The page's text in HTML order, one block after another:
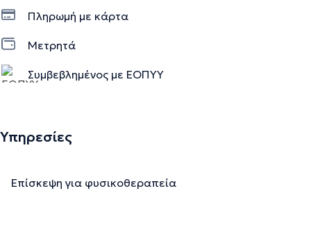
Πληρωμή με κάρτα
Μετρητά
Συμβεβλημένος με ΕΟΠΥΥ
Υπηρεσίες
Επίσκεψη για φυσικοθεραπεία